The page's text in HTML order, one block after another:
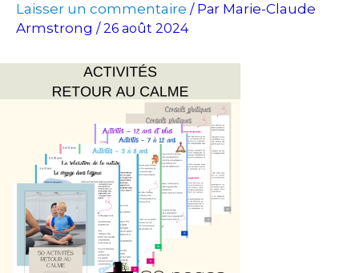
Laisser un commentaire / Par Marie-Claude
Armstrong /26 août 2024